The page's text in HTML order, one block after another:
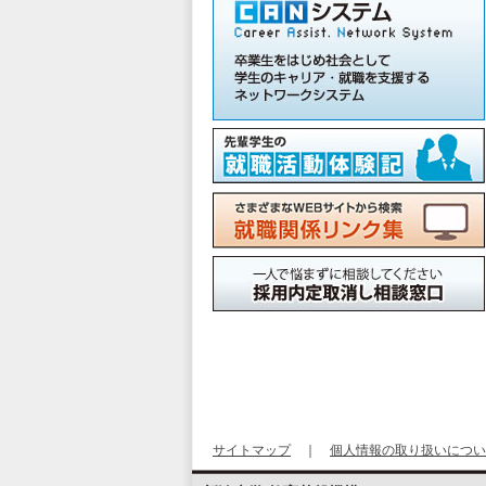
サイトマップ｜ 個人情報の取り扱いにつ